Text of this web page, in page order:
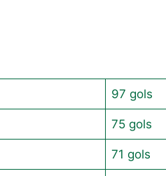
97 gols
75 gols
71 gols